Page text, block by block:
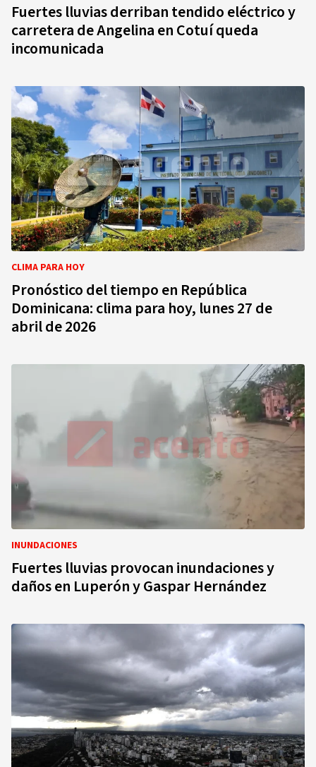
Fuertes lluvias derriban tendido eléctrico y
carretera de Angelina en Cotuí queda
incomunicada
CLIMA PARA HOY
Pronóstico del tiempo en República
Dominicana: clima para hoy, lunes 27 de
abril de 2026
INUNDACIONES
Fuertes lluvias provocan inundaciones y
daños en Luperón y Gaspar Hernández